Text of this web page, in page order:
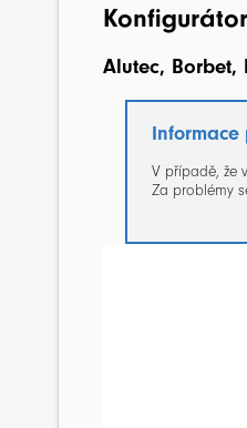
Alutec, Borbet,
V případě, že
Za problémy